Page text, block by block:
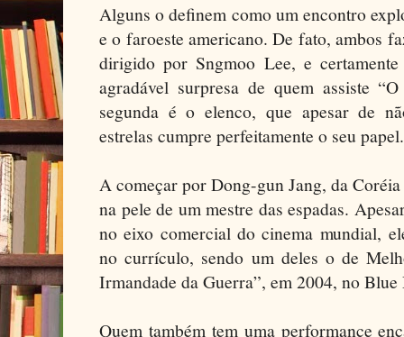
Alguns o definem como um encontro
e o faroeste americano. De fato, ambos
dirigido por Sngmoo Lee, e
agradável surpresa de quem assiste
segunda é o elenco, que apesar de
estrelas cumpre perfeitamente o seu
A começar por Dong-gun Jang, da
na pele de um mestre das espadas.
no eixo comercial do cinema mundial,
no currículo, sendo um deles o de
Irmandade da Guerra”, em 2004, no
Quem também tem uma performance